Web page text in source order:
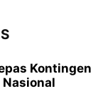
Kontingen